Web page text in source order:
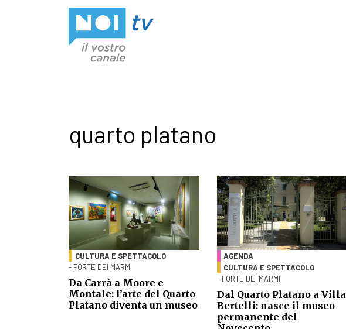
quarto platano
CULTURA E SPETTACOLO
- FORTE DEI MARMI
Da Carrà a Moore e
Montale: l’arte del Quarto
Platano diventa un museo
AGENDA
CULTURA E SPETTACOLO
- FORTE DEI MARMI
Dal Quarto Platano a Villa
Bertelli: nasce il museo
permanente del